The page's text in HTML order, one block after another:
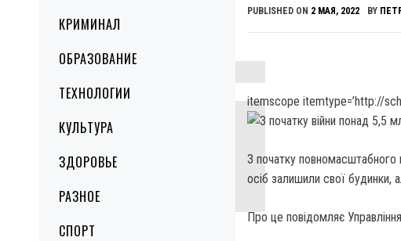
КРИМИНАЛ
ОБРАЗОВАНИЕ
ТЕХНОЛОГИИ
КУЛЬТУРА
ЗДОРОВЬЕ
РАЗНОЕ
СПОРТ
PUBLISHED ON 2 МАЯ, 2022 BY
itemscope itemtype=’http://
З початку повномасштабного
осіб залишили свої будинки,
Про це повідомляє